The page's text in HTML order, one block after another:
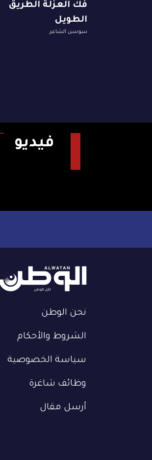
فك العزلة الطريق
الطويل
سوسن الشاعر
فيديو
نحن الوطن
الشروط والأحكام
سياسة الخصوصية
وظائف شاغرة
أرسل مقال